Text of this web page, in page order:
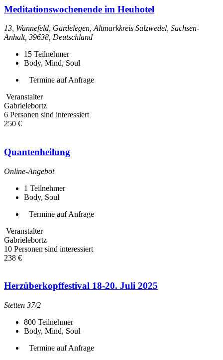
Meditationswochenende im Heuhotel
13, Wannefeld, Gardelegen, Altmarkkreis Salzwedel, Sachsen-
Anhalt, 39638, Deutschland
15 Teilnehmer
Body, Mind, Soul
Termine auf Anfrage
Veranstalter
Gabrielebortz
6 Personen sind interessiert
250 €
Quantenheilung
Online-Angebot
1 Teilnehmer
Body, Soul
Termine auf Anfrage
Veranstalter
Gabrielebortz
10 Personen sind interessiert
238 €
Herzüberkopffestival 18-20. Juli 2025
Stetten 37/2
800 Teilnehmer
Body, Mind, Soul
Termine auf Anfrage